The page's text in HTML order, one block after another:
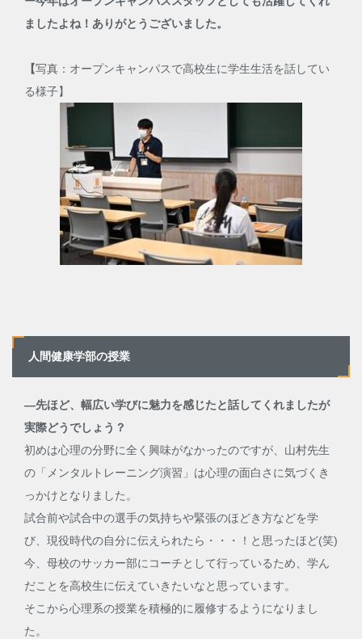
ましたよね！ありがとうございました。
【写真：オープンキャンパスで高校生に学生生活を話してい
る様子】
人間健康学部の授業
―先ほど、幅広い学びに魅力を感じたと話してくれましたが
実際どうでしょう？
初めは心理の分野に全く興味がなかったのですが、山村先生
の「メンタルトレーニング演習」は心理の面白さに気づくき
っかけとなりました。
試合前や試合中の選手の気持ちや緊張のほどき方などを学
び、現役時代の自分に伝えられたら・・・！と思ったほど(笑)
今、母校のサッカー部にコーチとして行っているため、学ん
だことを高校生に伝えていきたいなと思っています。
そこから心理系の授業を積極的に履修するようになりまし
た。